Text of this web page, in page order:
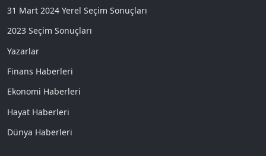
31 Mart 2024 Yerel Seçim Sonuçları
2023 Seçim Sonuçları
Yazarlar
Finans Haberleri
Ekonomi Haberleri
Hayat Haberleri
Dünya Haberleri